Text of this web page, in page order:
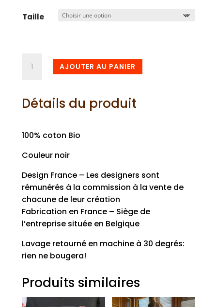
Taille
quantité
shirt
Totoro
AJOUTER AU PANIER
Détails du produit
100% coton Bio
Couleur noir
Design France – Les designers sont
rémunérés à la commission à la vente de
chacune de leur création
Fabrication en France – Siège de
l’entreprise située en Belgique
Lavage retourné en machine à 30 degrés:
rien ne bougera!
Produits similaires